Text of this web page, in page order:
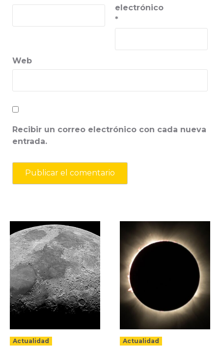
electrónico
*
Web
Recibir un correo electrónico con cada nueva
entrada.
Actualidad Actualidad